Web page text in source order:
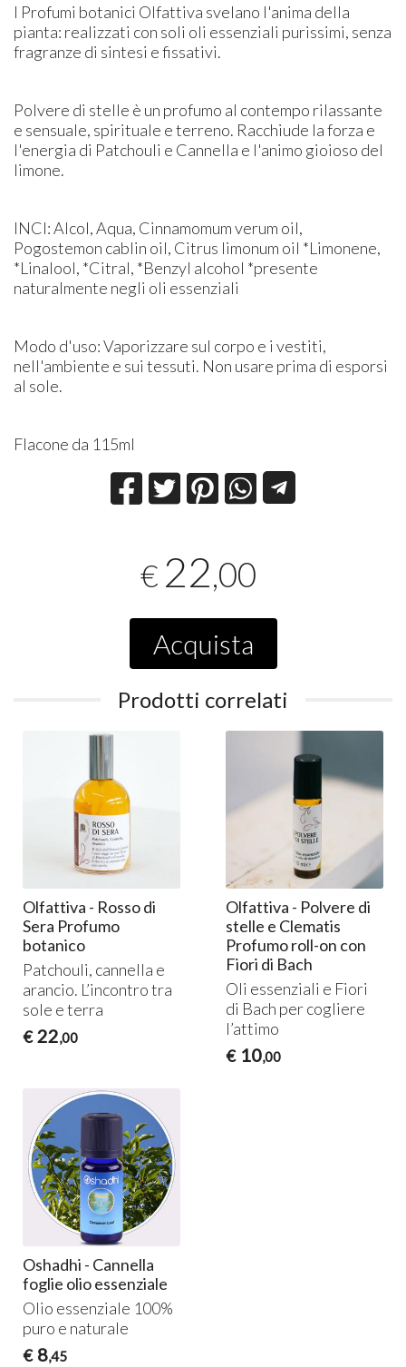
I Profumi botanici Olfattiva svelano l'anima della
pianta: realizzati con soli oli essenziali purissimi, senza
fragranze di sintesi e fissativi.
Polvere di stelle è un profumo al contempo rilassante
e sensuale, spirituale e terreno. Racchiude la forza e
l'energia di Patchouli e Cannella e l'animo gioioso del
limone.
INCI: Alcol, Aqua, Cinnamomum verum oil,
Pogostemon cablin oil, Citrus limonum oil *Limonene,
*Linalool, *Citral, *Benzyl alcohol *presente
naturalmente negli oli essenziali
Modo d'uso: Vaporizzare sul corpo e i vestiti,
nell'ambiente e sui tessuti. Non usare prima di esporsi
al sole.
Flacone da 115ml
€ 22,00
Acquista
Prodotti correlati
Olfattiva - Rosso di
Sera Profumo
botanico
Patchouli, cannella e
arancio. L’incontro tra
sole e terra
€ 22,00
Olfattiva - Polvere di
stelle e Clematis
Profumo roll-on con
Fiori di Bach
Oli essenziali e Fiori
di Bach per cogliere
l’attimo
€ 10,00
Oshadhi - Cannella
foglie olio essenziale
Olio essenziale 100%
puro e naturale
€ 8,45